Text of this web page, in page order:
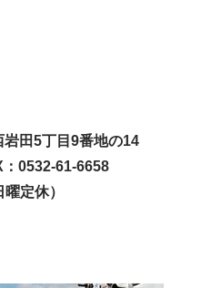
田5丁目9番地の14
0532-61-6658
定休）